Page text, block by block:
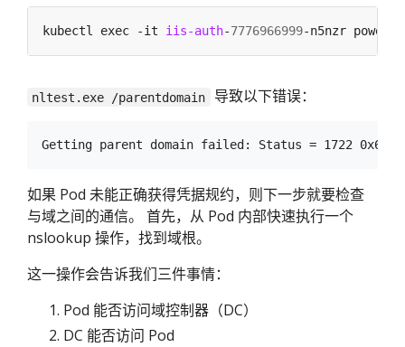
kubectl exec -it iis-auth-7776966999
nltest.exe /parentdomain 导致以下错误：
如果 Pod 未能正确获得凭据规约，则下一步就要检查
与域之间的通信。 首先，从 Pod 内部快速执行一个
nslookup 操作，找到域根。
这一操作会告诉我们三件事情：
Pod 能否访问域控制器（DC）
DC 能否访问 Pod